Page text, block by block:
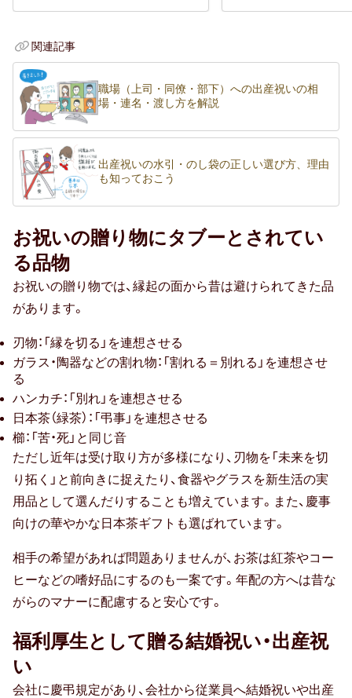
関連記事
職場（上司・同僚・部下）への出産祝いの相
場・連名・渡し方を解説
出産祝いの水引・のし袋の正しい選び方、理由
も知っておこう
お祝いの贈り物にタブーとされてい
る品物
お祝いの贈り物では、縁起の面から昔は避けられてきた品
があります。
刃物：「縁を切る」を連想させる
ガラス・陶器などの割れ物：「割れる＝別れる」を連想させ
る
ハンカチ：「別れ」を連想させる
日本茶（緑茶）：「弔事」を連想させる
櫛：「苦・死」と同じ音
ただし近年は受け取り方が多様になり、刃物を「未来を切
り拓く」と前向きに捉えたり、食器やグラスを新生活の実
用品として選んだりすることも増えています。また、慶事
向けの華やかな日本茶ギフトも選ばれています。
相手の希望があれば問題ありませんが、お茶は紅茶やコー
ヒーなどの嗜好品にするのも一案です。年配の方へは昔な
がらのマナーに配慮すると安心です。
福利厚生として贈る結婚祝い・出産祝
い
会社に慶弔規定があり、会社から従業員へ結婚祝いや出産